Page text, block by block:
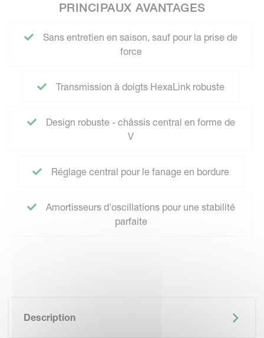
PRINCIPAUX AVANTAGES
Sans entretien en saison, sauf pour la prise de
force
Transmission à doigts HexaLink robuste
Design robuste - châssis central en forme de
V
Réglage central pour le fanage en bordure
Amortisseurs d'oscillations pour une stabilité
parfaite
Description